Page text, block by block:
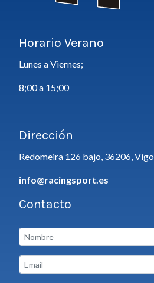
Horario Verano
Lunes a Viernes;
8;00 a 15;00
Dirección
Redomeira 126 bajo, 36206, Vigo
info@racingsport.es
Contacto